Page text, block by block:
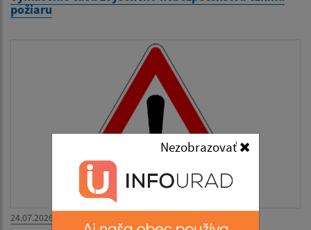
Nezobrazovať
požiaru
24.07.2026